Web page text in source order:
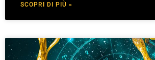
SCOPRI DI PIÙ »